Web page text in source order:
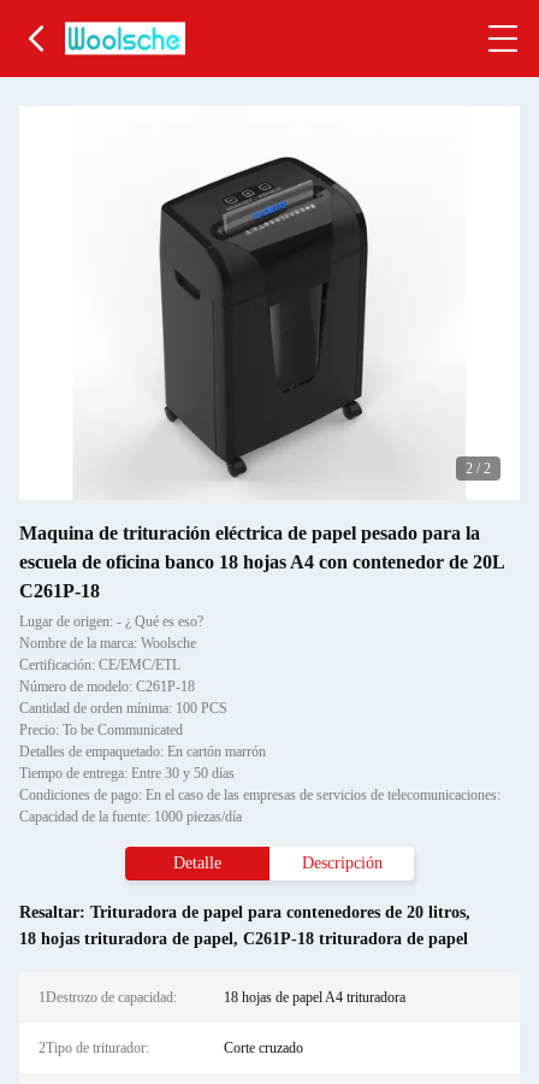
2 / 2
Maquina de trituración eléctrica de papel pesado para la
escuela de oficina banco 18 hojas A4 con contenedor de 20L
C261P-18
Lugar de origen: - ¿ Qué es eso?
Nombre de la marca: Woolsche
Certificación: CE/EMC/ETL
Número de modelo: C261P-18
Cantidad de orden mínima: 100 PCS
Precio: To be Communicated
Detalles de empaquetado: En cartón marrón
Tiempo de entrega: Entre 30 y 50 días
Condiciones de pago: En el caso de las empresas de servicios de telecomunicaciones:
Capacidad de la fuente: 1000 piezas/día
Detalle Descripción
Resaltar: Trituradora de papel para contenedores de 20 litros,
18 hojas trituradora de papel, C261P-18 trituradora de papel
1Destrozo de capacidad: 18 hojas de papel A4 trituradora
2Tipo de triturador: Corte cruzado